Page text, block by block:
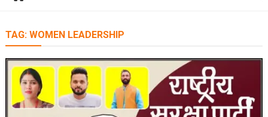
TAG: WOMEN LEADERSHIP